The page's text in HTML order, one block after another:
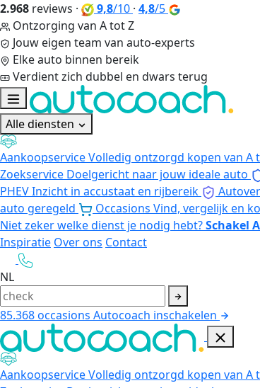
2.968 reviews · 9,8/10 · 4,8/5
Ontzorging van A tot Z
Jouw eigen team van auto-experts
Elke auto binnen bereik
Verdient zich dubbel en dwars terug
Alle diensten
AankoopserviceVolledig ontzorgd kopen van A
Zoekservice Doelgericht naar jouw ideale auto
PHEVInzicht in accustaat en rijbereik
auto geregeld
Occasions Vind, vergelijk en
Niet zeker welke dienst je nodig hebt?Schakel
Inspiratie Over ons Contact
NL
85.368occasions Autocoach inschakelen
AankoopserviceVolledig ontzorgd kopen van A